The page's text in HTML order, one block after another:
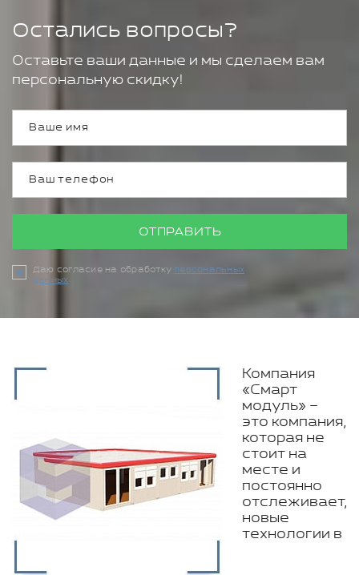
Остались вопросы?
Оставьте ваши данные и мы сделаем вам
персональную скидку!
ОТПРАВИТЬ
Даю согласие на обработку персональных
данных
Компания
«Смарт
модуль» –
это компания,
которая не
стоит на
месте и
постоянно
отслеживает,
новые
технологии в